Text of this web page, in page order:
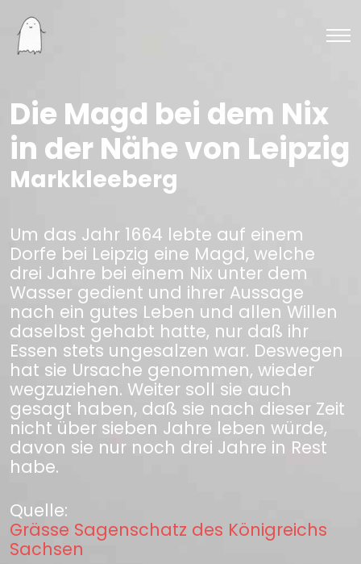
Die Magd bei dem Nix
in der Nähe von Leipzig
Markkleeberg
Um das Jahr 1664 lebte auf einem
Dorfe bei Leipzig eine Magd, welche
drei Jahre bei einem Nix unter dem
Wasser gedient und ihrer Aussage
nach ein gutes Leben und allen Willen
daselbst gehabt hatte, nur daß ihr
Essen stets ungesalzen war. Deswegen
hat sie Ursache genommen, wieder
wegzuziehen. Weiter soll sie auch
gesagt haben, daß sie nach dieser Zeit
nicht über sieben Jahre leben würde,
davon sie nur noch drei Jahre in Rest
habe.
Quelle:
Grässe Sagenschatz des Königreichs
Sachsen